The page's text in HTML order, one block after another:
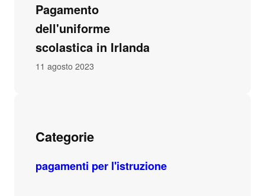
Pagamento
dell'uniforme
scolastica in Irlanda
11 agosto 2023
Categorie
pagamenti per l'istruzione